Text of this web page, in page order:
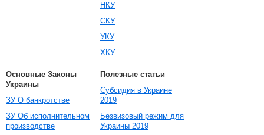
НКУ
СКУ
УКУ
ХКУ
Основные Законы
Украины
ЗУ О банкротстве
ЗУ Об исполнительном
производстве
Полезные статьи
Субсидия в Украине
2019
Безвизовый режим для
Украины 2019